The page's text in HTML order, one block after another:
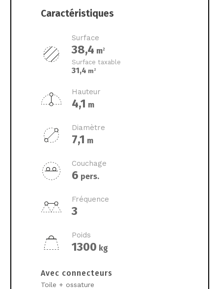
Caractéristiques
Surface
38,4 m2
Surface taxable
31,4 m 2
Hauteur
4,1 m
Diamètre
7,1 m
Couchage
6 pers.
Fréquence
3
Poids
1300 kg
Avec connecteurs
Toile + ossature